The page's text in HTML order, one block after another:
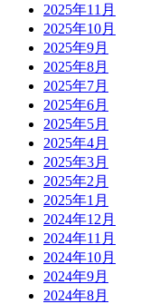
2025年11月
2025年10月
2025年9月
2025年8月
2025年7月
2025年6月
2025年5月
2025年4月
2025年3月
2025年2月
2025年1月
2024年12月
2024年11月
2024年10月
2024年9月
2024年8月